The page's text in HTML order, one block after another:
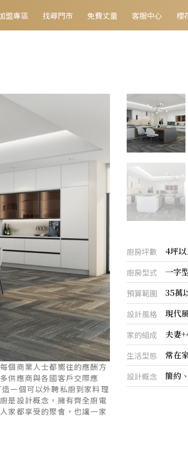
盟專區 找尋門市 免費丈量 客服中心 櫻
廚房坪數 4坪以
廚房型式 一字
預算範圍 35萬
設計風格 現代
家的組成 夫妻
生活型態 常在
設計概念 簡約
個商業人士都嚮往的應酬方
供應商與各國客戶交際應
一個可以外聘私廚到家料理
是設計概念，擁有齊全廚電
家都享受的聚會，也讓一家